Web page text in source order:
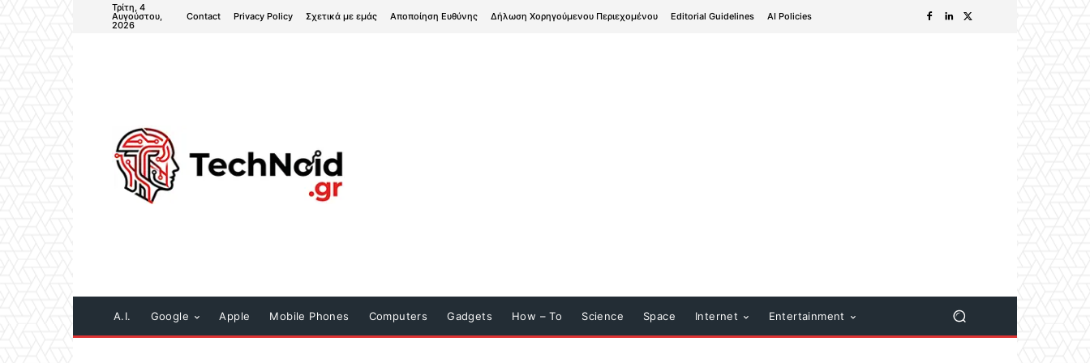
Τρίτη, 4
Αυγούστου,
2026
Contact Privacy Policy Σχετικά με εμάς Αποποίηση Ευθύνης Δήλωση Χορηγούμενου Περιεχομένου Editorial Guidelines AI Policies
A.I. Google Apple Mobile Phones Computers Gadgets How – To Science Space Internet Entertainment